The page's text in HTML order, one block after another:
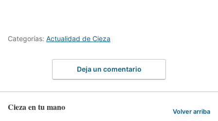
Categorías: Actualidad de Cieza
Deja un comentario
Cieza en tu mano Volver arriba